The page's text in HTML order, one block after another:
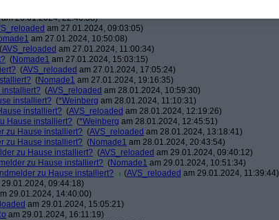
am 26.01.2024, 22:46:38)
am 27.01.2024, 09:03:05)
am 27.01.2024, 10:50:08)
(AVS_reloaded am 27.01.2024, 11:00:34)
(Nomade1 am 27.01.2024, 15:03:15)
(AVS_reloaded am 27.01.2024, 17:05:24)
(Nomade1 am 27.01.2024, 19:16:35)
installiert? (AVS_reloaded am 28.01.2024, 10:59:30)
installiert? (*Weinberg am 28.01.2024, 11:10:31)
installiert? (AVS_reloaded am 28.01.2024, 12:19:26)
Hause installiert? (*Weinberg am 28.01.2024, 12:45:51)
zu Hause installiert? (AVS_reloaded am 28.01.2024, 13:18:41)
zu Hause installiert? (Nomade1 am 28.01.2024, 20:43:54)
zu Hause installiert? (AVS_reloaded am 29.01.2024, 09:40:12)
zu Hause installiert? (Nomade1 am 29.01.2024, 10:51:34)
zu Hause installiert?
(AVS_reloaded am 29.01.2024, 11:39:44)
09:44:18)
29.01.2024, 14:40:00)
am 29.01.2024, 15:05:21)
am 29.01.2024, 16:11:19)